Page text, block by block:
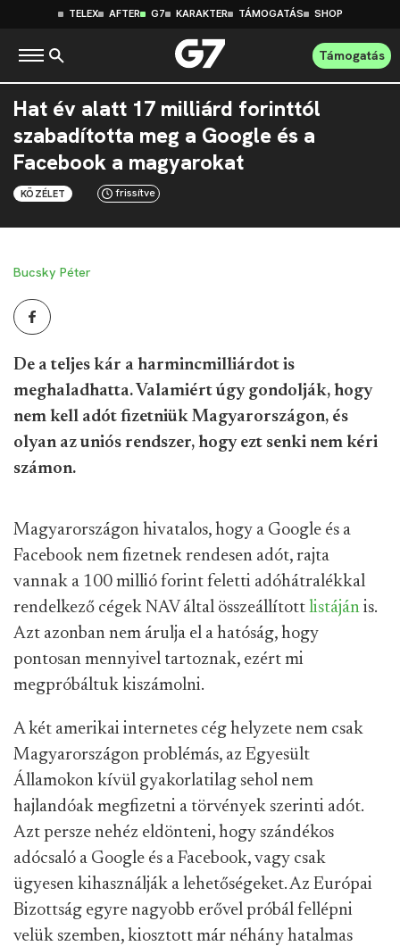
TELEX AFTER G7 KARAKTER TÁMOGATÁS SHOP
Támogatás
Hat év alatt 17 milliárd forinttól
szabadította meg a Google és a
Facebook a magyarokat
KÖZÉLET frissítve
Bucsky Péter
De a teljes kár a harmincmilliárdot is
meghaladhatta. Valamiért úgy gondolják, hogy
nem kell adót fizetniük Magyarországon, és
olyan az uniós rendszer, hogy ezt senki nem kéri
számon.
Magyarországon hivatalos, hogy a Google és a
Facebook nem fizetnek rendesen adót, rajta
vannak a 100 millió forint feletti adóhátralékkal
rendelkező cégek NAV által összeállított listáján is.
Azt azonban nem árulja el a hatóság, hogy
pontosan mennyivel tartoznak, ezért mi
megpróbáltuk kiszámolni.
A két amerikai internetes cég helyzete nem csak
Magyarországon problémás, az Egyesült
Államokon kívül gyakorlatilag sehol nem
hajlandóak megfizetni a törvények szerinti adót.
Azt persze nehéz eldönteni, hogy szándékos
adócsaló a Google és a Facebook, vagy csak
ügyesen kihasználják a lehetőségeket. Az Európai
Bizottság egyre nagyobb erővel próbál fellépni
velük szemben, kiosztott már néhány hatalmas